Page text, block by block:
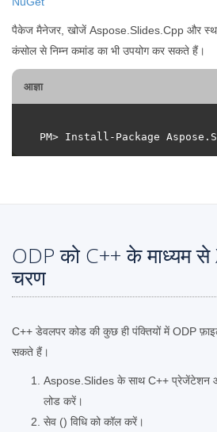
पैकेज मैनेजर, खोजें Aspose.Slides.Cpp और
कंसोल से निम्न कमांड का भी उपयोग कर सकते हैं।
आज्ञा
ODP को C++ के माध्यम
चरण
C++ डेवलपर कोड की कुछ ही पंक्तियों में ODP
सकते हैं।
Aspose.Slides के साथ C++ प्रेजेंटेशन
लोड करें।
सेव () विधि को कॉल करें।